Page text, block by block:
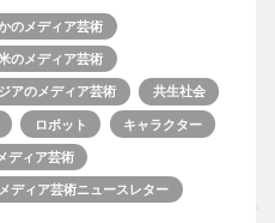
のメディア芸術
のメディア芸術
アのメディア芸術 共生社会
ロボット キャラクター
ディア芸術
メディア芸術ニュースレター